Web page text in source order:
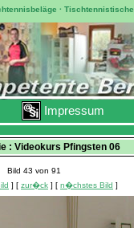
· Tischtennistische
Impressum
: Videokurs Pfingsten 06
Bild 43 von 91
] [ zur�ck ] [ n�chstes Bild ]